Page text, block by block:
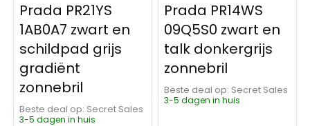
Prada PR21YS
1AB0A7 zwart en
schildpad grijs
gradiënt
zonnebril
Beste deal op:
Secret Sales
3-5 dagen in huis
Prada PR14WS
09Q5S0 zwart en
talk donkergrijs
zonnebril
Beste deal op:
Secret Sales
3-5 dagen in huis